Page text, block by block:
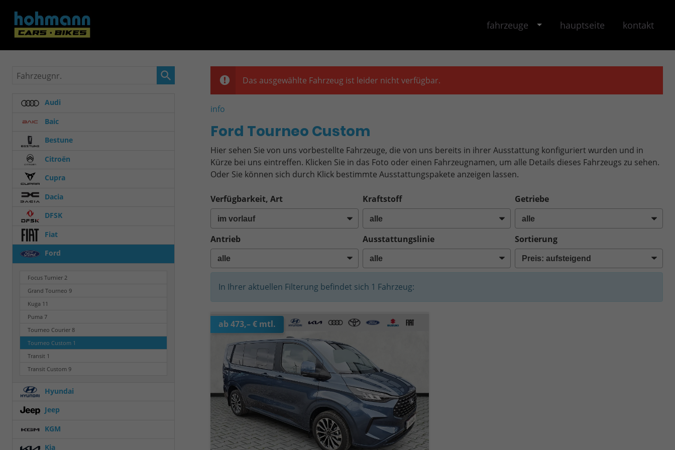
fahrzeuge hauptseite kontakt
Das ausgewählte Fahrzeug ist leider nicht verfügbar.
info
Ford Tourneo Custom
Hier sehen Sie von uns vorbestellte Fahrzeuge, die von uns bereits in ihrer Ausstattung konfiguriert wurden und in
Kürze bei uns eintreffen. Klicken Sie in das Foto oder einen Fahrzeugnamen, um alle Details dieses Fahrzeugs zu sehen.
Oder Sie können sich durch Klick bestimmte Ausstattungspakete anzeigen lassen.
Verfügbarkeit, Art Kraftstoff Getriebe
Antrieb Ausstattungslinie Sortierung
In Ihrer aktuellen Filterung befindet sich 1 Fahrzeug:
ab 473,– € mtl.
Fahrzeugnr.
Audi
Baic
Bestune
Citroën
Cupra
Dacia
DFSK
Fiat
Ford
Focus Turnier 2
Grand Tourneo 9
Kuga 11
Puma 7
Tourneo Courier 8
Tourneo Custom 1
Transit 1
Transit Custom 9
Hyundai
Jeep
KGM
Kia